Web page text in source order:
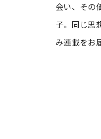
#渡邊大地の令
会い、その
子。同じ思
み連載をお